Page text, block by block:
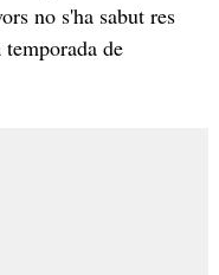
no s'ha sabut res
temporada de